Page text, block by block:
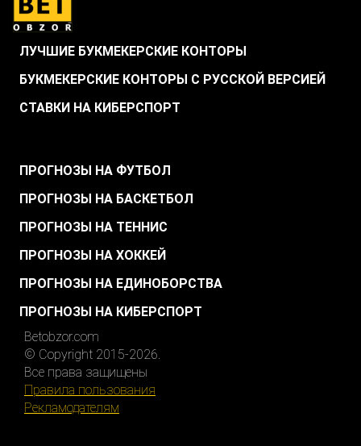
ЛУЧШИЕ БУКМЕКЕРСКИЕ КОНТОРЫ
БУКМЕКЕРСКИЕ КОНТОРЫ С РУССКОЙ ВЕРСИЕЙ
СТАВКИ НА КИБЕРСПОРТ
ПРОГНОЗЫ НА ФУТБОЛ
ПРОГНОЗЫ НА БАСКЕТБОЛ
ПРОГНОЗЫ НА ТЕННИС
ПРОГНОЗЫ НА ХОККЕЙ
ПРОГНОЗЫ НА ЕДИНОБОРСТВА
ПРОГНОЗЫ НА КИБЕРСПОРТ
Betobzor.com
© Copyright 2015-2026.
Все права защищены
Правила пользования
Рекламодателям